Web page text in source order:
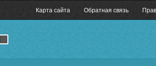
Карта сайта Обратная связь